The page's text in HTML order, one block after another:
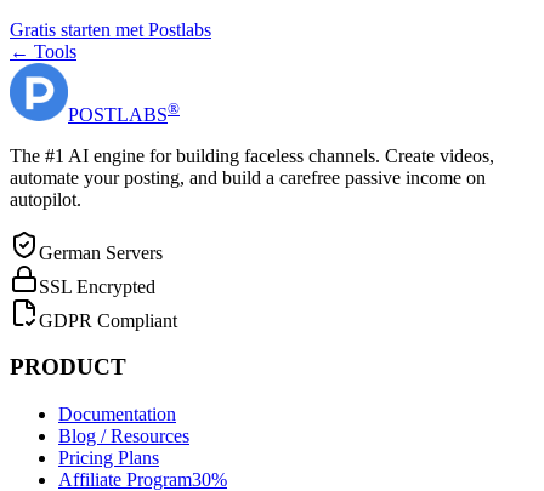
Gratis starten met Postlabs
← Tools
POSTLABS®
The #1 AI engine for building faceless channels. Create videos,
automate your posting, and build a carefree passive income on
autopilot.
German Servers
SSL Encrypted
GDPR Compliant
PRODUCT
Documentation
Blog / Resources
Pricing Plans
Affiliate Program30%